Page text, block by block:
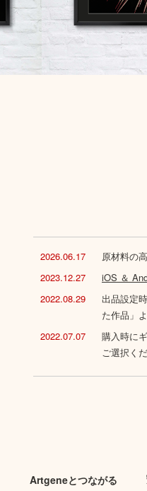
2026.06.17 原材料の
2023.12.27
iOS ＆
2022.08.29
出品設定
た作品」
2022.07.07
購入時に
ご選択くだ
Artgeneとつながる